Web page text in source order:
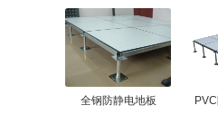
全钢防静电地板